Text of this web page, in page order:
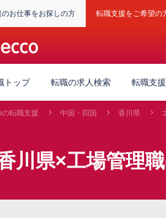
のお仕事をお探しの方 転職支援をご希望の
トップ 転職の求人検索 転職支
転職支援 中国・四国 香川県
香川県×工場管理